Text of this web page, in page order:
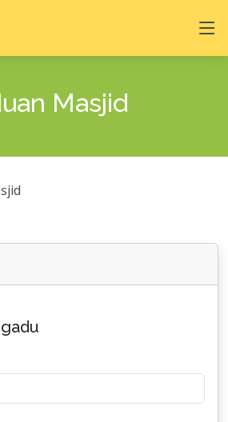
Masjid